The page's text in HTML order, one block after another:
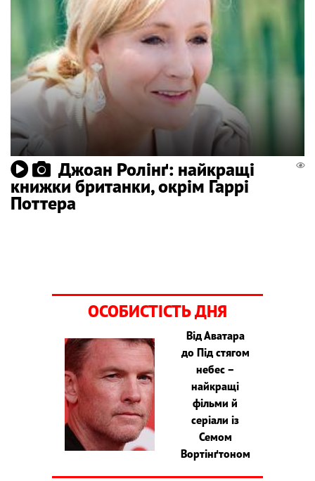
Джоан Ролінґ: найкращі
книжки британки, окрім Гаррі
Поттера
ОСОБИСТІСТЬ ДНЯ
Від Аватара
до Під стягом
небес –
найкращі
фільми й
серіали із
Семом
Вортінґтоном